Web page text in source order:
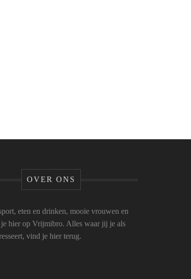
OVER ONS
eten en drinken, mooie vrouwen en
hier op Vrijmibro. Alles waar jij je als
vind je hier terug.